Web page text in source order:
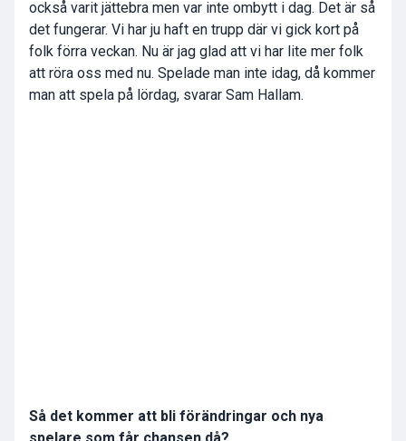
också varit jättebra men var inte ombytt i dag. Det är så
det fungerar. Vi har ju haft en trupp där vi gick kort på
folk förra veckan. Nu är jag glad att vi har lite mer folk
att röra oss med nu. Spelade man inte idag, då kommer
man att spela på lördag, svarar Sam Hallam.
Så det kommer att bli förändringar och nya